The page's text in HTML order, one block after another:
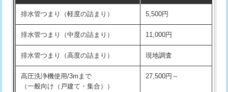
※給水管工事は20mmまでの価格です。
持込商品取付（混合水栓） 16,500円
持込商品取付（浄水器・分岐水栓） 16,500円
給水管工事※（ホール加工) 16,500円
給水管工事※（バンド止め) 3,300円
給水管工事※（支持金具設置)
排水管つまり（軽度の詰まり） 5,500円
排水管つまり（中度の詰まり） 11,000円
排水管つまり（高度の詰まり） 現地調査
高圧洗浄機使用/3mまで
（一般向け（戸建て・集合））
27,500円～